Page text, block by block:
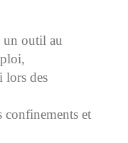
un outil au
lors des
confinements et